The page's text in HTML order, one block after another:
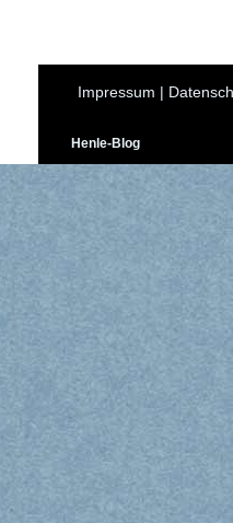
Impressum |
Henle-Blog